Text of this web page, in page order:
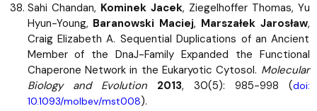
Sahi Chandan, Kominek Jacek, Ziegelhoffer Thomas, Yu
Hyun-Young, Baranowski Maciej, Marszałek Jarosław,
Craig Elizabeth A. Sequential Duplications of an Ancient
Member of the DnaJ-Family Expanded the Functional
Chaperone Network in the Eukaryotic Cytosol. Molecular
Biology and Evolution
2013, 30(5): 985-998 (doi:
10.1093/molbev/mst008).